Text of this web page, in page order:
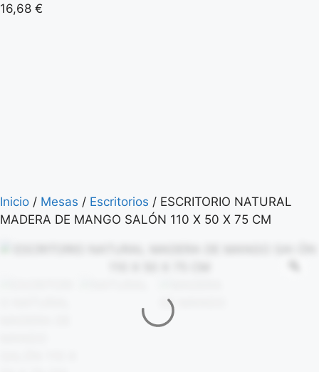
16,68 €
Inicio / Mesas / Escritorios / ESCRITORIO NATURAL
MADERA DE MANGO SALÓN 110 X 50 X 75 CM